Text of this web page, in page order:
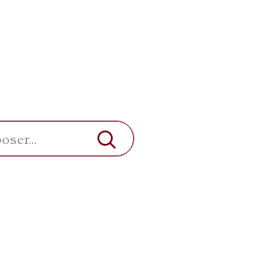
Search